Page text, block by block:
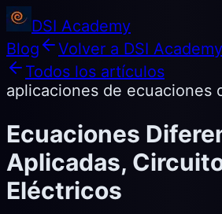
DSI Academy
Blog
Volver a DSI Academy
Todos los artículos
aplicaciones de ecuaciones
Ecuaciones
Aplicadas,
Eléctricos